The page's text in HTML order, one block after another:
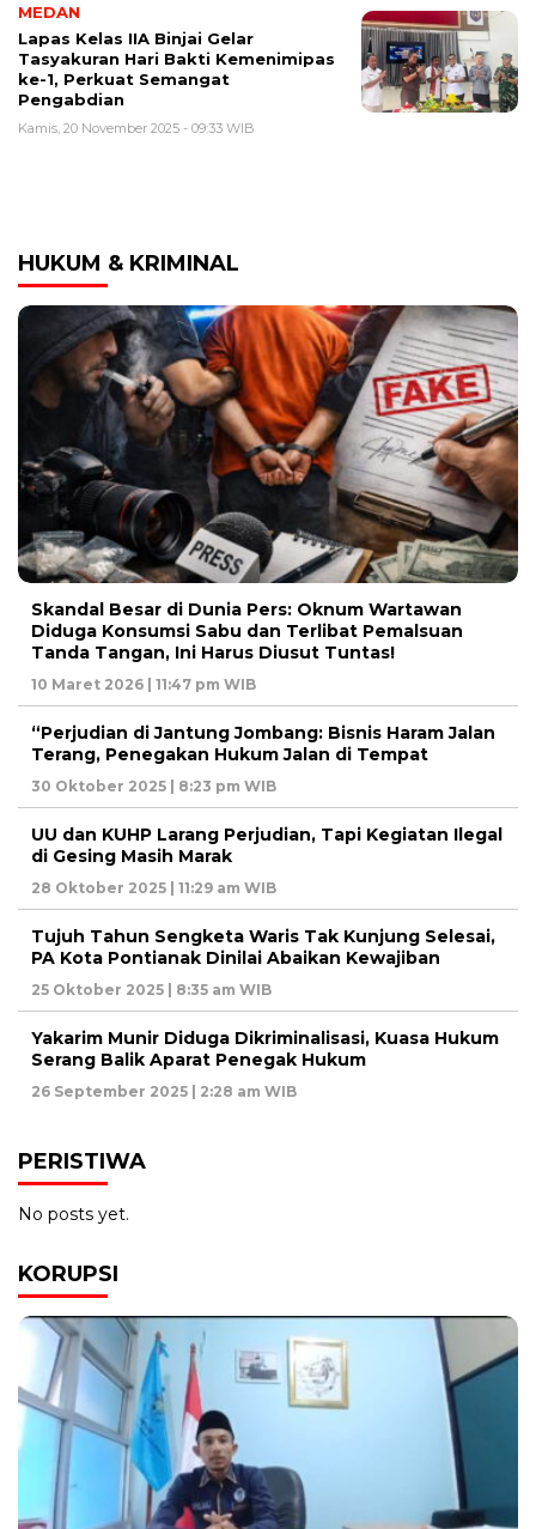
MEDAN
Lapas Kelas IIA Binjai Gelar
Tasyakuran Hari Bakti Kemenimipas
ke-1, Perkuat Semangat
Pengabdian
Kamis, 20 November 2025 - 09:33 WIB
HUKUM & KRIMINAL
Skandal Besar di Dunia Pers: Oknum Wartawan
Diduga Konsumsi Sabu dan Terlibat Pemalsuan
Tanda Tangan, Ini Harus Diusut Tuntas!
10 Maret 2026 | 11:47 pm WIB
“Perjudian di Jantung Jombang: Bisnis Haram Jalan
Terang, Penegakan Hukum Jalan di Tempat
30 Oktober 2025 | 8:23 pm WIB
UU dan KUHP Larang Perjudian, Tapi Kegiatan Ilegal
di Gesing Masih Marak
28 Oktober 2025 | 11:29 am WIB
Tujuh Tahun Sengketa Waris Tak Kunjung Selesai,
PA Kota Pontianak Dinilai Abaikan Kewajiban
25 Oktober 2025 | 8:35 am WIB
Yakarim Munir Diduga Dikriminalisasi, Kuasa Hukum
Serang Balik Aparat Penegak Hukum
26 September 2025 | 2:28 am WIB
PERISTIWA
No posts yet.
KORUPSI